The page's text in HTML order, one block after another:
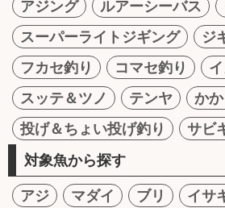
アジング
ルアーシーバス
スーパーライトジギング
ジ
フカセ釣り
コマセ釣り
スッテ＆ツノ
テンヤ
か
投げ＆ちょい投げ釣り
サビ
対象魚から探す
アジ マダイ ブリ イサ